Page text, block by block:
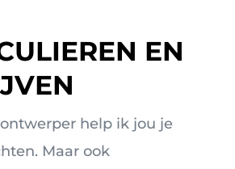
EN
help ik jou je
Maar ook